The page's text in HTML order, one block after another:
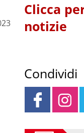
Clicca
notizie
Condividi